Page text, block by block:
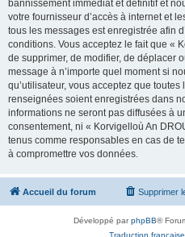
bannissement immédiat et définitif et
votre fournisseur d’accès à internet et
tous les messages est enregistrée afin
conditions. Vous acceptez le fait que «
de supprimer, de modifier, de déplacer
message à n’importe quel moment si
qu’utilisateur, vous acceptez que
renseignées soient enregistrées dans
informations ne seront pas diffusées à
consentement, ni « Korvigelloù An
tenus comme responsables en cas de
à compromettre vos données.
Accueil du forum Supprimer
Développé parphpBB®
Traduction